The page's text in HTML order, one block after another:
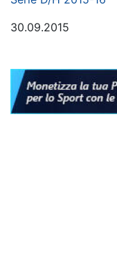
30.09.2015